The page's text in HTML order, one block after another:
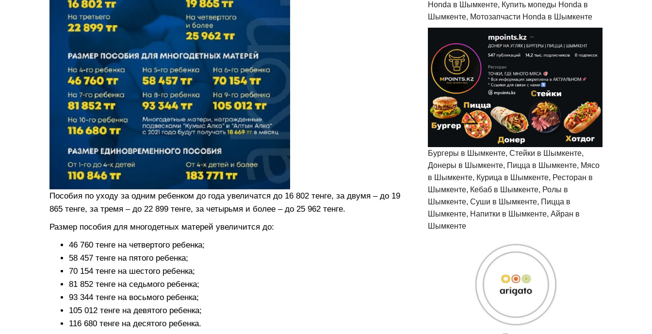
Пособия по уходу за одним ребенком до года увеличатся до 16 802 тенге, за двумя – до 19
865 тенге, за тремя – до 22 899 тенге, за четырьмя и более – до 25 962 тенге.
Размер пособия для многодетных матерей увеличится до:
46 760 тенге на четвертого ребенка;
58 457 тенге на пятого ребенка;
70 154 тенге на шестого ребенка;
81 852 тенге на седьмого ребенка;
93 344 тенге на восьмого ребенка;
105 012 тенге на девятого ребенка;
116 680 тенге на десятого ребенка.
Honda в Шымкенте, Купить мопеды Honda в
Шымкенте, Мотозапчасти Honda в Шымкенте
Бургеры в Шымкенте, Стейки в Шымкенте,
Донеры в Шымкенте, Пицца в Шымкенте, Мясо
в Шымкенте, Курица в Шымкенте, Ресторан в
Шымкенте, Кебаб в Шымкенте, Ролы в
Шымкенте, Суши в Шымкенте, Пицца в
Шымкенте, Напитки в Шымкенте, Айран в
Шымкенте